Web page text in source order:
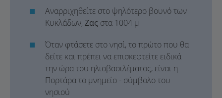
Αναρριχηθείτε στο ψηλότερο βουνό των
Κυκλάδων,Ζας στα 1004 μ
Όταν φτάσετε στο νησί, το πρώτο που θα
δείτε και πρέπει να επισκεφτείτε ειδικά
την ώρα του ηλιοβασιλέματος, είναι η
Πορτάρα το μνημείο - σύμβολο του
νησιού